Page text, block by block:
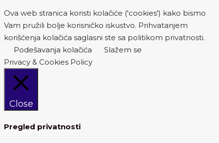
Ova web stranica koristi kolačiće ('cookies') kako bismo
Vam pružili bolje korisničko iskustvo. Prihvatanjem
korišćenja kolačića saglasni ste sa politikom privatnosti.
Podešavanja kolačića
Slažem se
Privacy & Cookies Policy
Close
Pregled privatnosti